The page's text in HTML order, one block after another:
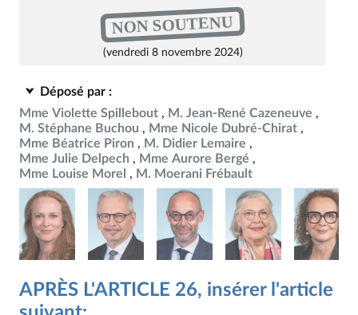
NON SOUTENU
(vendredi 8 novembre 2024)
Déposé par :
Mme Violette Spillebout
M. Jean-René Cazeneuve
M. Stéphane Buchou
Mme Nicole Dubré-Chirat
Mme Béatrice Piron
M. Didier Lemaire
Mme Julie Delpech
Mme Aurore Bergé
Mme Louise Morel
M. Moerani Frébault
APRÈS L'ARTICLE 26, insérer l'article